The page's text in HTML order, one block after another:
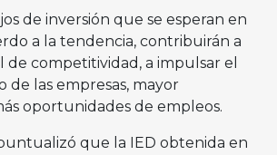
de inversión que se esperan en
a la tendencia, contribuirán a
de competitividad, a impulsar el
de las empresas, mayor
oportunidades de empleos.
que la IED obtenida en